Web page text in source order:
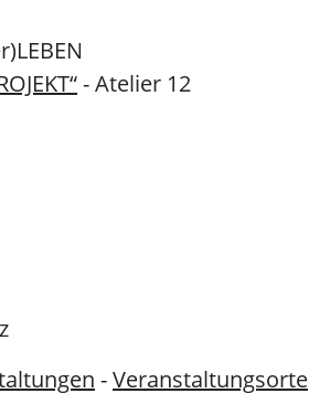
- Atelier 12
-Veranstaltungsorte